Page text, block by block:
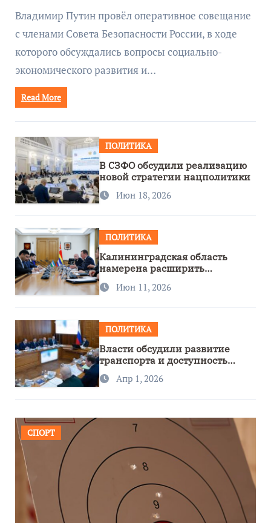
руководством Путина
Владимир Путин провёл оперативное совещание
с членами Совета Безопасности России, в ходе
которого обсуждались вопросы социально-
экономического развития и…
Read More
ПОЛИТИКА
В СЗФО обсудили реализацию
новой стратегии нацполитики
Июн 18, 2026
ПОЛИТИКА
Калининградская область
намерена расширить
сотрудничество с Узбекистаном
Июн 11, 2026
ПОЛИТИКА
Власти обсудили развитие
транспорта и доступность
региона
Апр 1, 2026
СПОРТ